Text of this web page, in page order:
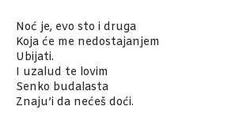
Noć je, evo sto i druga
Koja će me nedostajanjem
Ubijati.
I uzalud te lovim
Senko budalasta
Znaju’i da nećeš doći.